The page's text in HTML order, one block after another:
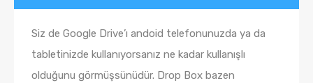
Siz de Google Drive’ı andoid telefonunuzda ya da
tabletinizde kullanıyorsanız ne kadar kullanışlı
olduğunu görmüşsünüdür. Drop Box bazen